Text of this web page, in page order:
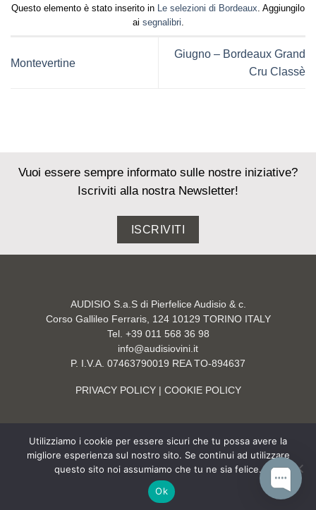
Questo elemento è stato inserito in Le selezioni di Bordeaux. Aggiungilo
ai segnalibri.
Montevertine
Giugno – Bordeaux Grand
Cru Classè
Vuoi essere sempre informato sulle nostre iniziative?
Iscriviti alla nostra Newsletter!
ISCRIVITI
AUDISIO S.a.S di Pierfelice Audisio & c.
Corso Gallileo Ferraris, 124 10129 TORINO ITALY
Tel. +39 011 568 36 98
info@audisiovini.it
P. I.V.A. 07463790019 REA TO-894637
PRIVACY POLICY| COOKIE POLICY
Site byNEA MESA
Copyright 2026 © Audisio Vini
Utilizziamo i cookie per essere sicuri che tu possa avere la
migliore esperienza sul nostro sito. Se continui ad utilizzare
questo sito noi assumiamo che tu ne sia felice.
Ok